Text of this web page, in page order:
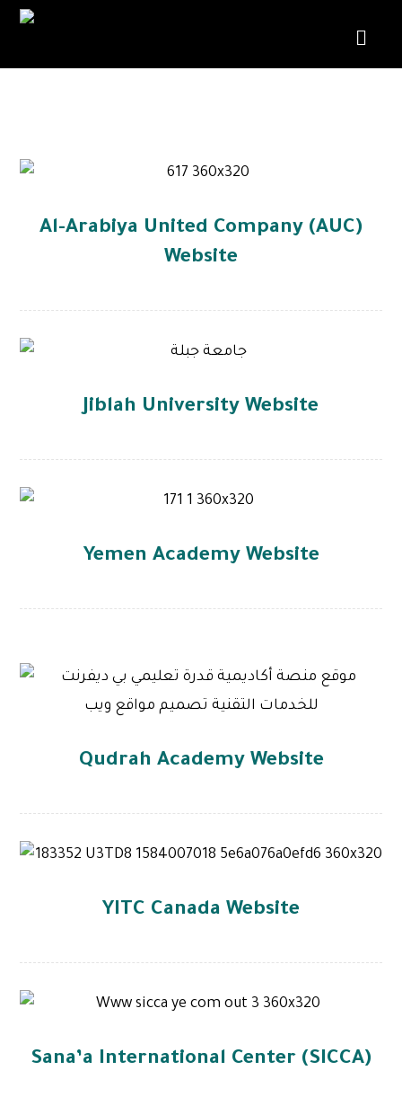
Al-Arabiya United Company (AUC)
Website
Jiblah University Website
Yemen Academy Website
Qudrah Academy Website
YITC Canada Website
Sana’a International Center (SICCA)